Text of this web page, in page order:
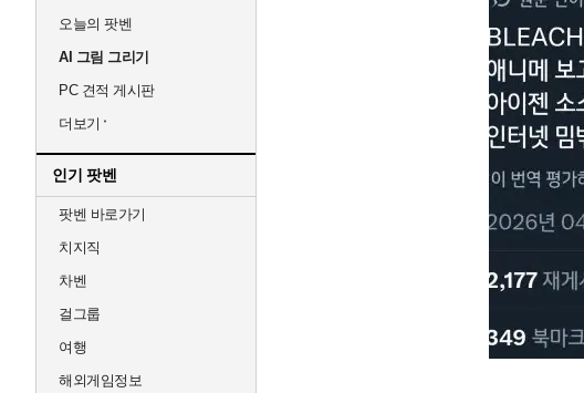
오늘의 팟벤
AI 그림 그리기
PC 견적 게시판
더보기
인기 팟벤
팟벤 바로가기
치지직
차벤
걸그룹
여행
해외게임정보